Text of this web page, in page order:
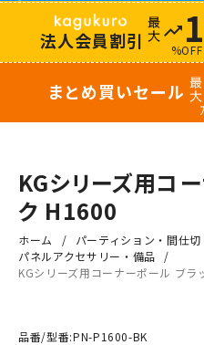
法人会員割引 trending_up
%OFF
まとめ買いセール
KGシリーズ用コ
ク H1600
ホーム
パーティション・間仕切
パネルアクセサリー・備品
KGシリーズ用コーナーポール ブラ
品番/型番:PN-P1600-BK